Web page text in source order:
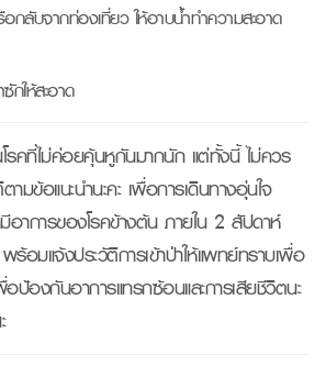
ลับจากท่องเที่ยว ให้อาบน้ำทำความสะอาด
กให้สะอาด
รคที่ไม่ค่อยคุ้นหูกันมากนัก แต่ทั้งนี้ ไม่ควร
มข้อแนะนำนะคะ เพื่อการเดินทางอุ่นใจ
าการของโรคข้างต้น ภายใน 2 สัปดาห์
มแจ้งประวัติการเข้าป่าให้แพทย์ทราบเพื่อ
อป้องกันอาการแทรกซ้อนและการเสียชีวิตนะ